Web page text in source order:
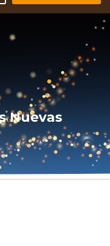
Nuevas